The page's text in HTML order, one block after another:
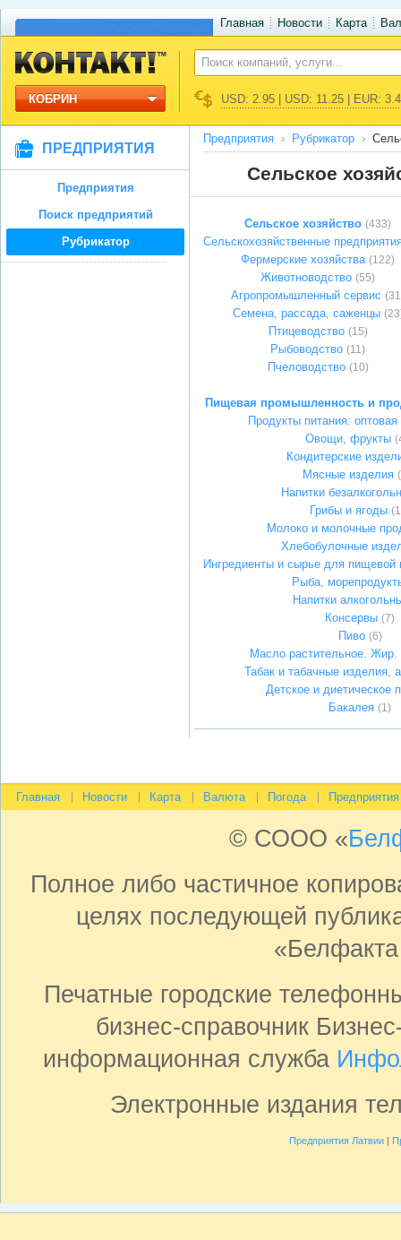
Главная Новости Карта
КОБРИН USD: 2.95 | USD: 11.25 | EUR:
ПРЕДПРИЯТИЯ
Предприятия
Поиск предприятий
Рубрикатор
Предприятия Рубрикатор
Сельское
Сельское хозяйство (433)
Сельскохозяйственные
Фермерские хозяйства (122)
Животноводство (55)
Агропромышленный сервис
Семена, рассада, саженцы
Птицеводство (15)
Рыбоводство (11)
Пчеловодство (10)
Пищевая промышленность и
Продукты питания: оптовая
Овощи, фрукты
Кондитерские
Мясные изделия
Напитки
Грибы и ягоды
Молоко и молочные
Хлебобулочные
Ингредиенты и сырье для
Рыба,
Напитки
Консервы (7)
Пиво (6)
Масло растительное. Жир.
Табак и табачные изделия,
Детское и диетическое
Бакалея (1)
Главная Новости Карта Валюта Погода Предприятия
© СООО «
Полное либо частичное
целях последующей
Печатные городские
бизнес-справочник
информационная служба
Электронные издания
Предприятия Латвии|